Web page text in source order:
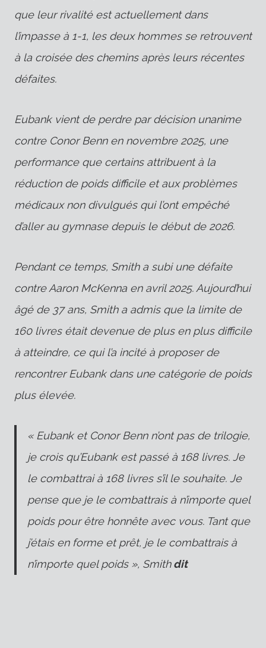
que leur rivalité est actuellement dans
l’impasse à 1-1, les deux hommes se retrouvent
à la croisée des chemins après leurs récentes
défaites.
Eubank vient de perdre par décision unanime
contre Conor Benn en novembre 2025, une
performance que certains attribuent à la
réduction de poids difficile et aux problèmes
médicaux non divulgués qui l’ont empêché
d’aller au gymnase depuis le début de 2026.
Pendant ce temps, Smith a subi une défaite
contre Aaron McKenna en avril 2025. Aujourd’hui
âgé de 37 ans, Smith a admis que la limite de
160 livres était devenue de plus en plus difficile
à atteindre, ce qui l’a incité à proposer de
rencontrer Eubank dans une catégorie de poids
plus élevée.
« Eubank et Conor Benn n’ont pas de trilogie,
je crois qu’Eubank est passé à 168 livres. Je
le combattrai à 168 livres s’il le souhaite. Je
pense que je le combattrais à n’importe quel
poids pour être honnête avec vous. Tant que
j’étais en forme et prêt, je le combattrais à
n’importe quel poids », Smithdit